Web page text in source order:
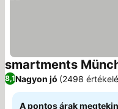
smartments
8,1Nagyon jó (2498
A pontos árak